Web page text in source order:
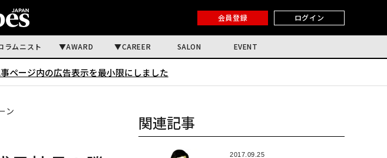
会員登録 ログイン
ラムニスト AWARD CAREER SALON EVENT
ページ内の広告表示を最小限にしました
ン
関連記事
2017.09.25